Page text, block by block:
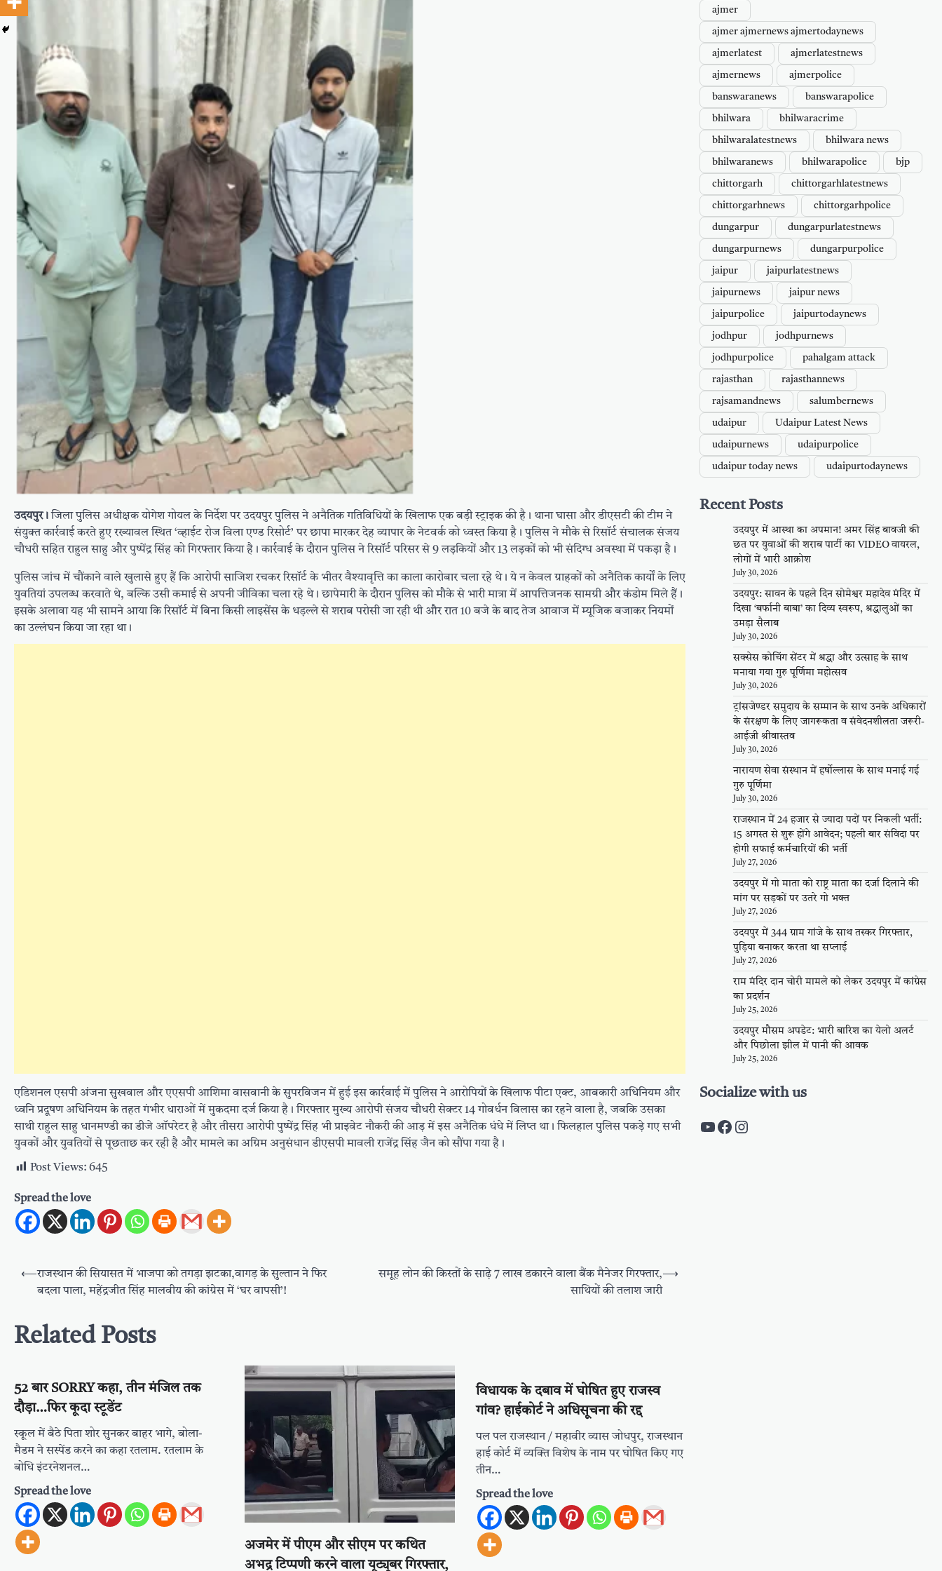
उदयपुर। जिला पुलिस अधीक्षक योगेश गोयल के निर्देश पर उदयपुर पुलिस ने अनैतिक गतिविधियों के खिलाफ एक बड़ी स्ट्राइक की है। थाना घासा और डीएसटी की टीम ने
संयुक्त कार्रवाई करते हुए रख्यावल स्थित ‘व्हाईट रोज विला एण्ड रिसोर्ट’ पर छापा मारकर देह व्यापार के नेटवर्क को ध्वस्त किया है। पुलिस ने मौके से रिसॉर्ट संचालक संजय
चौधरी सहित राहुल साहु और पुष्पेंद्र सिंह को गिरफ्तार किया है। कार्रवाई के दौरान पुलिस ने रिसॉर्ट परिसर से 9 लड़कियों और 13 लड़कों को भी संदिग्ध अवस्था में पकड़ा है।
पुलिस जांच में चौंकाने वाले खुलासे हुए हैं कि आरोपी साजिश रचकर रिसॉर्ट के भीतर वैश्यावृत्ति का काला कारोबार चला रहे थे। ये न केवल ग्राहकों को अनैतिक कार्यों के लिए
युवतियां उपलब्ध करवाते थे, बल्कि उसी कमाई से अपनी जीविका चला रहे थे। छापेमारी के दौरान पुलिस को मौके से भारी मात्रा में आपत्तिजनक सामग्री और कंडोम मिले हैं।
इसके अलावा यह भी सामने आया कि रिसॉर्ट में बिना किसी लाइसेंस के धड़ल्ले से शराब परोसी जा रही थी और रात 10 बजे के बाद तेज आवाज में म्यूजिक बजाकर नियमों
का उल्लंघन किया जा रहा था।
एडिशनल एसपी अंजना सुखवाल और एएसपी आशिमा वासवानी के सुपरविजन में हुई इस कार्रवाई में पुलिस ने आरोपियों के खिलाफ पीटा एक्ट, आबकारी अधिनियम और
ध्वनि प्रदूषण अधिनियम के तहत गंभीर धाराओं में मुकदमा दर्ज किया है। गिरफ्तार मुख्य आरोपी संजय चौधरी सेक्टर 14 गोवर्धन विलास का रहने वाला है, जबकि उसका
साथी राहुल साहु धानमण्डी का डीजे ऑपरेटर है और तीसरा आरोपी पुष्पेंद्र सिंह भी प्राइवेट नौकरी की आड़ में इस अनैतिक धंधे में लिप्त था। फिलहाल पुलिस पकड़े गए सभी
युवकों और युवतियों से पूछताछ कर रही है और मामले का अग्रिम अनुसंधान डीएसपी मावली राजेंद्र सिंह जैन को सौंपा गया है।
Post Views: 645
Spread the love
Post
navigation
⟵राजस्थान की सियासत में भाजपा को तगड़ा झटका,वागड़ के सुल्तान ने फिर
बदला पाला, महेंद्रजीत सिंह मालवीय की कांग्रेस में ‘घर वापसी’!
समूह लोन की किस्तों के साढ़े 7 लाख डकारने वाला बैंक मैनेजर गिरफ्तार,
साथियों की तलाश जारी
⟶
Related Posts
52 बार SORRY कहा, तीन मंजिल तक
दौड़ा…फिर कूदा स्टूडेंट
स्कूल में बैठे पिता शोर सुनकर बाहर भागे, बोला-
मैडम ने सस्पेंड करने का कहा रतलाम. रतलाम के
बोधि इंटरनेशनल…
Spread the love
अजमेर में पीएम और सीएम पर कथित
अभद्र टिप्पणी करने वाला यूट्यूबर गिरफ्तार,
विधायक के दबाव में घोषित हुए राजस्व
गांव? हाईकोर्ट ने अधिसूचना की रद्द
पल पल राजस्थान / महावीर व्यास जोधपुर, राजस्थान
हाई कोर्ट में व्यक्ति विशेष के नाम पर घोषित किए गए
तीन…
Spread the love
ajmer
ajmer ajmernews ajmertodaynews
ajmerlatest ajmerlatestnews
ajmernews ajmerpolice
banswaranews banswarapolice
bhilwara bhilwaracrime
bhilwaralatestnews bhilwara news
bhilwaranews bhilwarapolice bjp
chittorgarh chittorgarhlatestnews
chittorgarhnews chittorgarhpolice
dungarpur dungarpurlatestnews
dungarpurnews dungarpurpolice
jaipur jaipurlatestnews
jaipurnews jaipur news
jaipurpolice jaipurtodaynews
jodhpur jodhpurnews
jodhpurpolice pahalgam attack
rajasthan rajasthannews
rajsamandnews salumbernews
udaipur Udaipur Latest News
udaipurnews udaipurpolice
udaipur today news udaipurtodaynews
Recent Posts
उदयपुर में आस्था का अपमान! अमर सिंह बावजी की
छत पर युवाओं की शराब पार्टी का VIDEO वायरल,
लोगों में भारी आक्रोश
July 30, 2026
उदयपुर: सावन के पहले दिन सोमेश्वर महादेव मंदिर में
दिखा ‘बर्फानी बाबा’ का दिव्य स्वरूप, श्रद्धालुओं का
उमड़ा सैलाब
July 30, 2026
सक्सेस कोचिंग सेंटर में श्रद्धा और उत्साह के साथ
मनाया गया गुरु पूर्णिमा महोत्सव
July 30, 2026
ट्रांसजेण्डर समुदाय के सम्मान के साथ उनके अधिकारों
के संरक्षण के लिए जागरूकता व संवेदनशीलता जरूरी-
आईजी श्रीवास्तव
July 30, 2026
नारायण सेवा संस्थान में हर्षोल्लास के साथ मनाई गई
गुरु पूर्णिमा
July 30, 2026
राजस्थान में 24 हजार से ज्यादा पदों पर निकली भर्ती:
15 अगस्त से शुरू होंगे आवेदन; पहली बार संविदा पर
होगी सफाई कर्मचारियों की भर्ती
July 27, 2026
उदयपुर में गो माता को राष्ट्र माता का दर्जा दिलाने की
मांग पर सड़कों पर उतरे गो भक्त
July 27, 2026
उदयपुर में 344 ग्राम गांजे के साथ तस्कर गिरफ्तार,
पुड़िया बनाकर करता था सप्लाई
July 27, 2026
राम मंदिर दान चोरी मामले को लेकर उदयपुर में कांग्रेस
का प्रदर्शन
July 25, 2026
उदयपुर मौसम अपडेट: भारी बारिश का येलो अलर्ट
और पिछोला झील में पानी की आवक
July 25, 2026
Socialize with us
https://www.youtube.com/c/
https://www.facebook.com/
Instagram